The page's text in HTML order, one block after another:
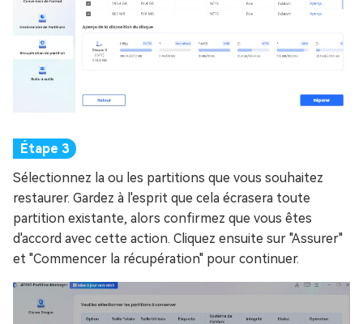
Sélectionnez la ou les partitions que vous souhaitez
restaurer. Gardez à l'esprit que cela écrasera toute
partition existante, alors confirmez que vous êtes
d'accord avec cette action. Cliquez ensuite sur "Assurer"
et "Commencer la récupération" pour continuer.